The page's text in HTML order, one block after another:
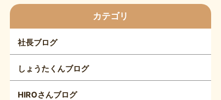
カテゴリ
社長ブログ
しょうたくんブログ
HIROさんブログ